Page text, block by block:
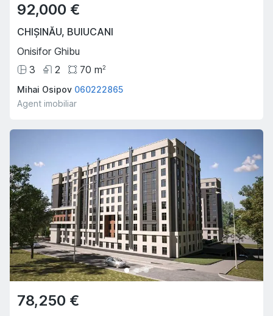
92,000 €
CHIȘINĂU, BUIUCANI
Onisifor Ghibu
3
2 70 m2
Mihai Osipov 060222865
Agent imobiliar
78,250 €